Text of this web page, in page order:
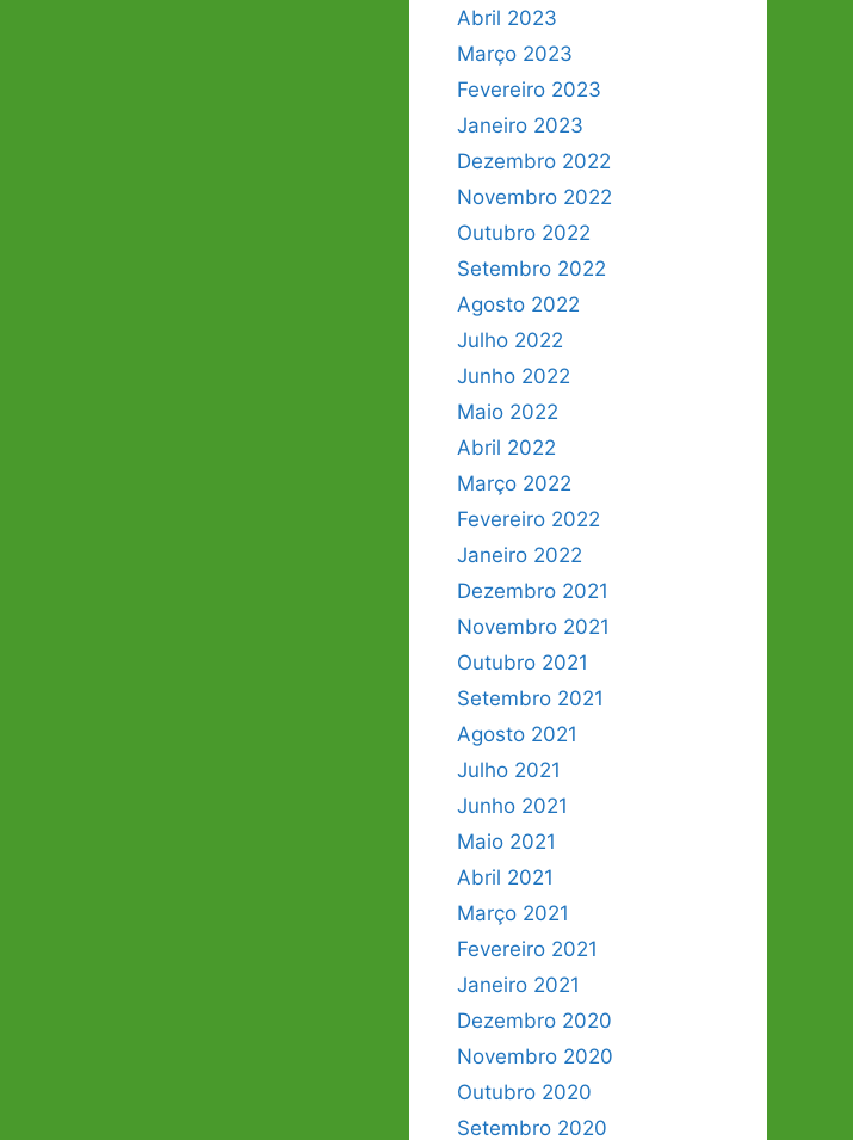
Abril 2023
Março 2023
Fevereiro 2023
Janeiro 2023
Dezembro 2022
Novembro 2022
Outubro 2022
Setembro 2022
Agosto 2022
Julho 2022
Junho 2022
Maio 2022
Abril 2022
Março 2022
Fevereiro 2022
Janeiro 2022
Dezembro 2021
Novembro 2021
Outubro 2021
Setembro 2021
Agosto 2021
Julho 2021
Junho 2021
Maio 2021
Abril 2021
Março 2021
Fevereiro 2021
Janeiro 2021
Dezembro 2020
Novembro 2020
Outubro 2020
Setembro 2020